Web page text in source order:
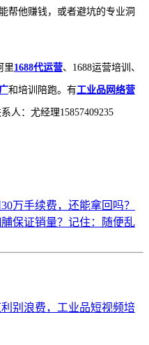
帮他赚钱，或者避坑的专业洞
里1688代运营、1688运营培训、
和培训陪跑。有工业品网络营
人：尤经理15857409235
万手续费，还能拿回吗？
保证销量？记住：随便乱
别浪费，工业品短视频培